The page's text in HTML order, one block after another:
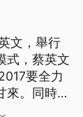
文，舉行
式，蔡英文
要全力
來。同時，